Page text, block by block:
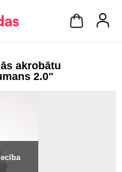
akrobātu
2.0"